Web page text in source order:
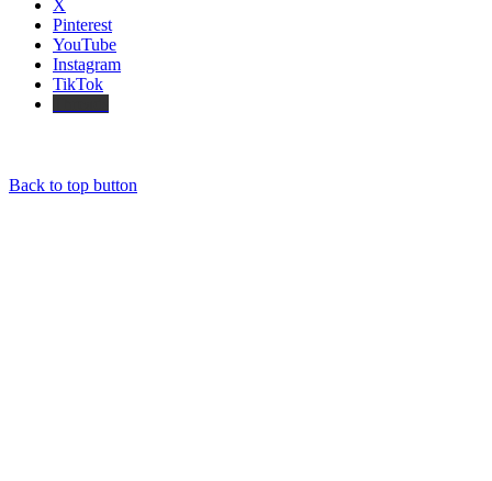
X
Pinterest
YouTube
Instagram
TikTok
Back to top button